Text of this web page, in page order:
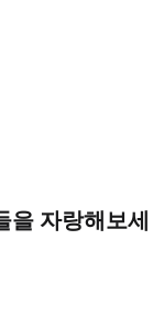
자랑해보세